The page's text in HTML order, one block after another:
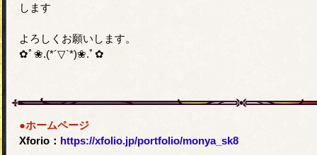
します
よろしくお願いします。
✿ﾟ❀.(*´▽`*)❀.ﾟ✿
●ホームページ
Xforio： https://xfolio.jp/portfolio/monya_sk8